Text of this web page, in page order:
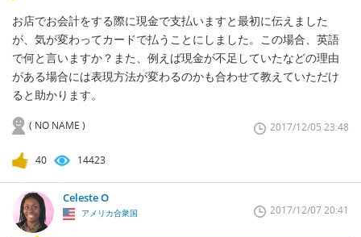
お店でお会計をする際に現金で支払いますと最初に伝えました
が、気が変わってカードで払うことにしました。この場合、英語
で何と言いますか？また、例えば現金が不足していたなどの理由
がある場合には表現方法が変わるのかも合わせて教えていただけ
ると助かります。
( NO NAME ) 2017/12/05 23:48
40 14423
Celeste O
アメリカ合衆国 2017/12/07 20:41